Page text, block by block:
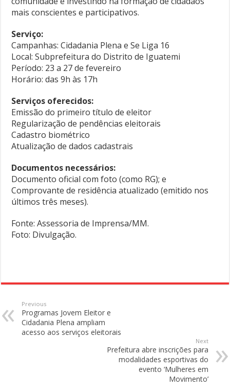
mais conscientes e participativos.
Serviço:
Campanhas: Cidadania Plena e Se Liga 16
Local: Subprefeitura do Distrito de Iguatemi
Período: 23 a 27 de fevereiro
Horário: das 9h às 17h
Serviços oferecidos:
Emissão do primeiro título de eleitor
Regularização de pendências eleitorais
Cadastro biométrico
Atualização de dados cadastrais
Documentos necessários:
Documento oficial com foto (como RG); e
Comprovante de residência atualizado (emitido nos
últimos três meses).
Fonte: Assessoria de Imprensa/MM.
Foto: Divulgação.
Previous
Programas Jovem Eleitor e
Cidadania Plena ampliam
acesso aos serviços eleitorais
Next
Prefeitura abre inscrições para
modalidades esportivas do
evento ‘Mulheres em
Movimento’